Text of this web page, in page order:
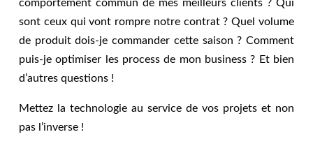
comportement commun de mes meilleurs clients ? Qui
sont ceux qui vont rompre notre contrat ? Quel volume
de produit dois-je commander cette saison ? Comment
puis-je optimiser les process de mon business ? Et bien
d’autres questions !
Mettez la technologie au service de vos projets et non
pas l’inverse !